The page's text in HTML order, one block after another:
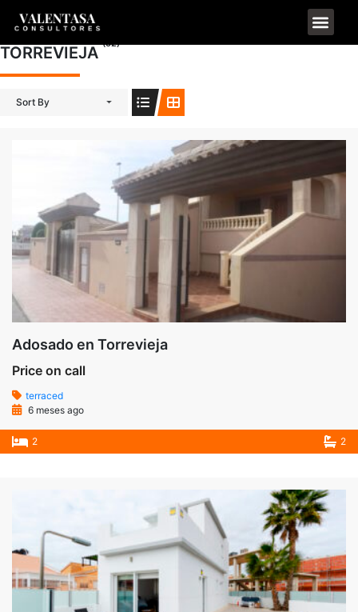
TORREVIEJA (52)
Sort By
Adosado en Torrevieja
Price on call
terraced
6 meses ago
2 2